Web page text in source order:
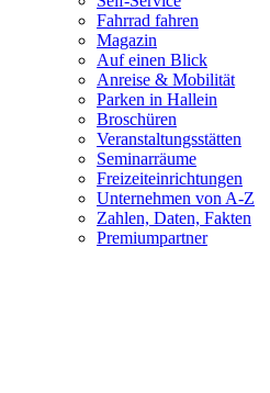
Fahrrad fahren
Magazin
Auf einen Blick
Anreise & Mobilität
Parken in Hallein
Broschüren
Veranstaltungsstätten
Seminarräume
Freizeiteinrichtungen
Unternehmen von A-Z
Zahlen, Daten, Fakten
Premiumpartner